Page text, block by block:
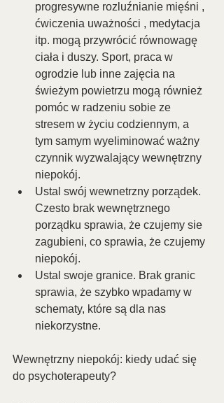
progresywne rozluźnianie mięśni ,
ćwiczenia uważności , medytacja
itp. mogą przywrócić równowagę
ciała i duszy. Sport, praca w
ogrodzie lub inne zajęcia na
świeżym powietrzu mogą również
pomóc w radzeniu sobie ze
stresem w życiu codziennym, a
tym samym wyeliminować ważny
czynnik wyzwalający wewnętrzny
niepokój.
Ustal swój wewnetrzny porządek.
Czesto brak wewnętrznego
porządku sprawia, że czujemy sie
zagubieni, co sprawia, że czujemy
niepokój.
Ustal swoje granice. Brak granic
sprawia, że szybko wpadamy w
schematy, które są dla nas
niekorzystne.
Wewnętrzny niepokój: kiedy udać się
do psychoterapeuty?